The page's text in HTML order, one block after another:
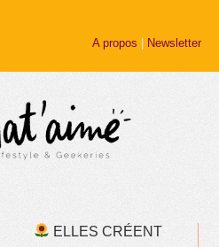
A propos | Newsletter
ELLES CRÉENT